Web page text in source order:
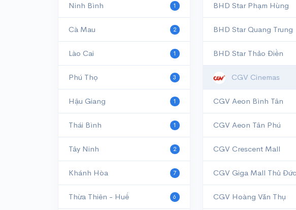
Ninh Bình 1
Cà Mau 2
Lào Cai 1
Phú Thọ 3
Hậu Giang 1
Thái Bình 1
Tây Ninh 2
Khánh Hòa 7
Thừa Thiên - Huế 6
BHD Star Phạm Hùng
BHD Star Quang Trung
BHD Star Thảo Điền
CGV Cinemas
CGV Aeon Bình Tân
CGV Aeon Tân Phú
CGV Crescent Mall
CGV Giga Mall Thủ Đức
CGV Hoàng Văn Thụ